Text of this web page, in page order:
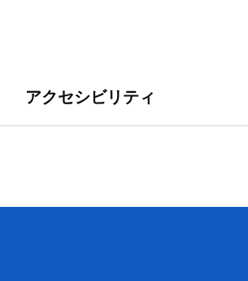
アクセシビリティ